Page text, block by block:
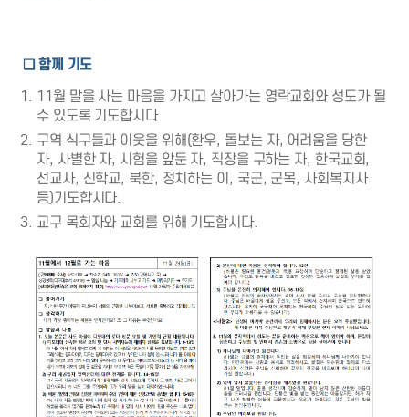
❑함께 기도
11월 말을 사는 마음을 가지고 살아가는 영락교회와 성도가 될
수 있도록 기도합시다.
구역 식구들과 이웃을 위해(환우, 돌보는 자, 어려움을 당한
자, 사별한 자, 시험을 앞둔 자, 직장을 구하는 자, 한국교회,
선교사, 신학교, 북한, 정치하는 이, 국군, 군목, 사회복지사
등)기도합시다.
교구 목회자와 교회를 위해 기도합시다.